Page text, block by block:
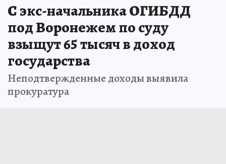
С экс-начальника ОГИБДД
под Воронежем по суду
взыщут 65 тысяч в доход
государства
Неподтвержденные доходы выявила
прокуратура